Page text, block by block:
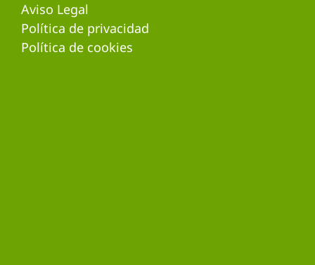
Aviso Legal
Política de privacidad
Política de cookies